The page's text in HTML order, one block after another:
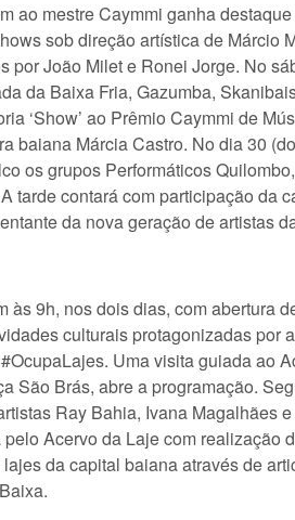
ao mestre Caymmi ganha
sob direção artística de Márcio
por João Milet e Ronei Jorge. No
da Baixa Fria, Gazumba,
‘Show’ ao Prêmio Caymmi de
baiana Márcia Castro. No dia 30
os grupos Performáticos
tarde contará com participação da
da nova geração de artistas
às 9h, nos dois dias, com abertura
culturais protagonizadas por
Uma visita guiada ao
São Brás, abre a programação.
Ray Bahia, Ivana Magalhães
Acervo da Laje com realização
da capital baiana através de